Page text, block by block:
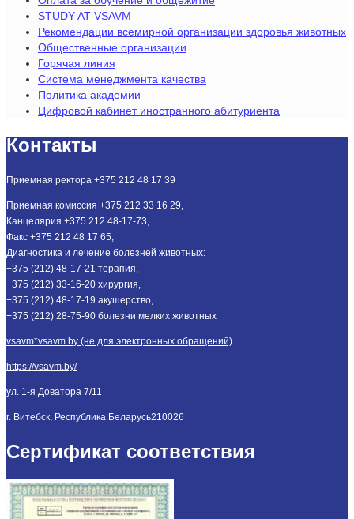
STUDY AT VSAVM
Рекомендации всемирной организации здоровья животных
Общественные организации
Горячая линия
Система менеджмента качества
Политика академии
Цифровой кабинет иностранного абитуриента
Контакты
Приемная ректора +375 212 48 17 39
Приемная комиссия +375 212 33 16 29,
Канцелярия +375 212 48-17-73,
Факс +375 212 48 17 65,
Диагностика и лечение болезней животных:
+375 (212) 48-17-21 терапия,
+375 (212) 33-16-20 хирургия,
+375 (212) 48-17-19 акушерство,
+375 (212) 28-75-90 болезни мелких животных
vsavm*vsavm.by (не для электронных обращений)
https://vsavm.by/
ул. 1-я Доватора 7/11
г. Витебск, Республика Беларусь210026
Сертификат соответствия